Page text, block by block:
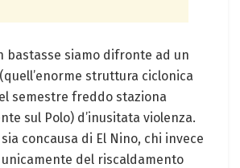
bastasse siamo difronte ad un
(quell’enorme struttura ciclonica
semestre freddo staziona
sul Polo) d’inusitata violenza.
sia concausa di El Nino, chi invece
unicamente del riscaldamento